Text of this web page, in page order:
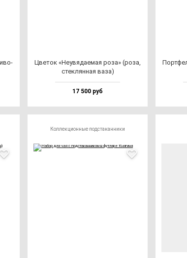
Цве­ток «Неувя­да­емая ро­за» (ро­за,
стек­лян­ная ва­за)
17 500 руб
Коллекционные подстаканники